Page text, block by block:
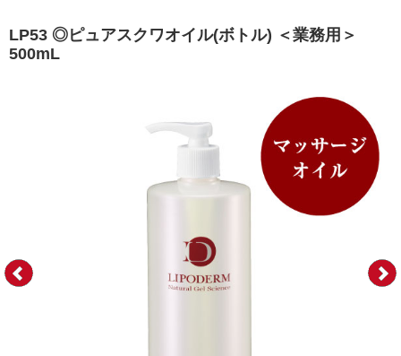
LP53 ◎ピュアスクワオイル(ボトル) ＜業務用＞
500mL